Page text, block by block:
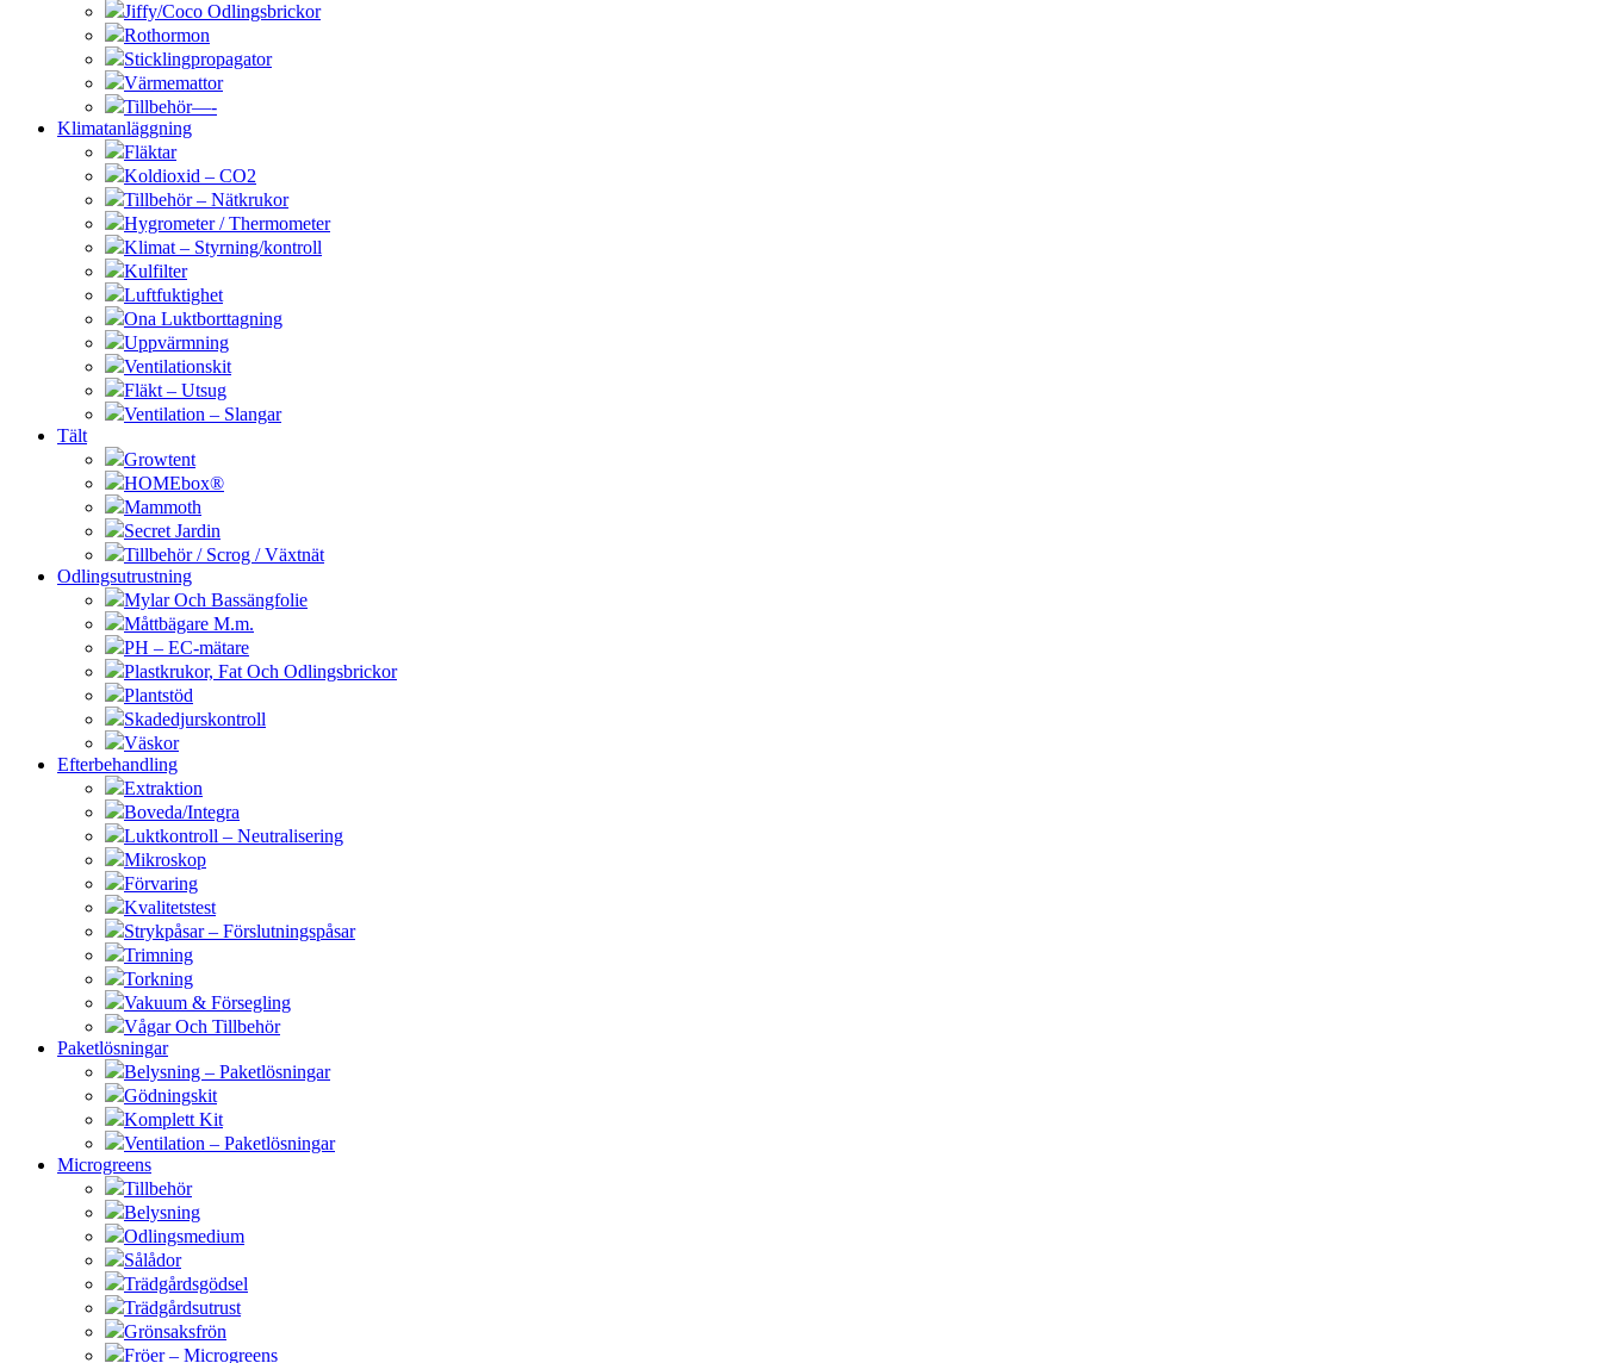
Jiffy/Coco Odlingsbrickor
Rothormon
Sticklingpropagator
Värmemattor
Tillbehör—-
Klimatanläggning
Fläktar
Koldioxid – CO2
Tillbehör – Nätkrukor
Hygrometer / Thermometer
Klimat – Styrning/kontroll
Kulfilter
Luftfuktighet
Ona Luktborttagning
Uppvärmning
Ventilationskit
Fläkt – Utsug
Ventilation – Slangar
Tält
Growtent
HOMEbox®
Mammoth
Secret Jardin
Tillbehör / Scrog / Växtnät
Odlingsutrustning
Mylar Och Bassängfolie
Måttbägare M.m.
PH – EC-mätare
Plastkrukor, Fat Och Odlingsbrickor
Plantstöd
Skadedjurskontroll
Väskor
Efterbehandling
Extraktion
Boveda/Integra
Luktkontroll – Neutralisering
Mikroskop
Förvaring
Kvalitetstest
Strykpåsar – Förslutningspåsar
Trimning
Torkning
Vakuum & Försegling
Vågar Och Tillbehör
Paketlösningar
Belysning – Paketlösningar
Gödningskit
Komplett Kit
Ventilation – Paketlösningar
Microgreens
Tillbehör
Belysning
Odlingsmedium
Sålådor
Trädgårdsgödsel
Trädgårdsutrust
Grönsaksfrön
Fröer – Microgreens